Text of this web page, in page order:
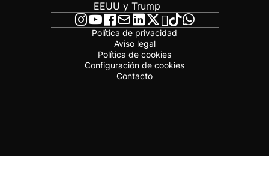
EEUU y Trump
Política de privacidad
Aviso legal
Política de cookies
Configuración de cookies
Contacto